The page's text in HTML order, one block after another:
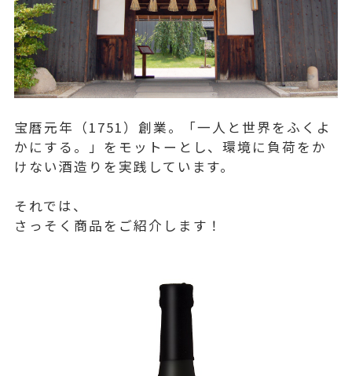
宝暦元年（1751）創業。「一人と世界をふくよ
かにする。」をモットーとし、環境に負荷をか
けない酒造りを実践しています。
それでは、
さっそく商品をご紹介します！